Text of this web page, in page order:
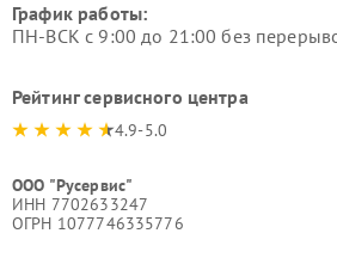
График работы:
ПН-ВСК с 9:00 до 21:00 без
Рейтинг сервисного центра
4.9-5.0
ООО "Русервис"
ИНН 7702633247
ОГРН 1077746335776